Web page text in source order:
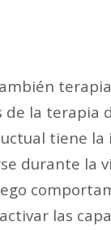
la terapia
tiene la
durante la
las